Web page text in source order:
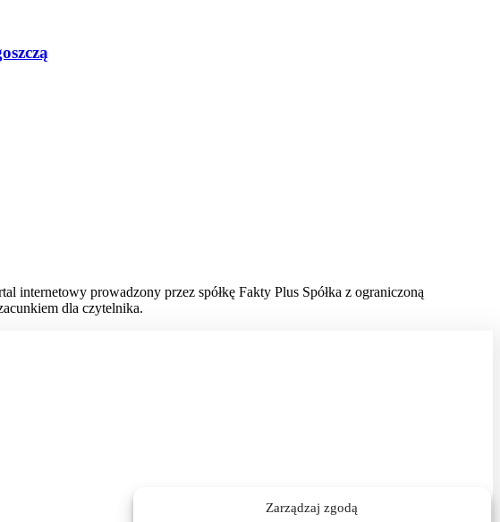
Zarządzaj zgodą
internetowy prowadzony przez spółkę Fakty Plus Spółka z ograniczoną
dla czytelnika.